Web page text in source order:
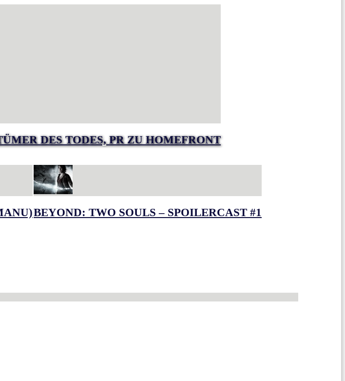
DES TODES, PR ZU HOMEFRONT
BEYOND: TWO SOULS – SPOILERCAST #1